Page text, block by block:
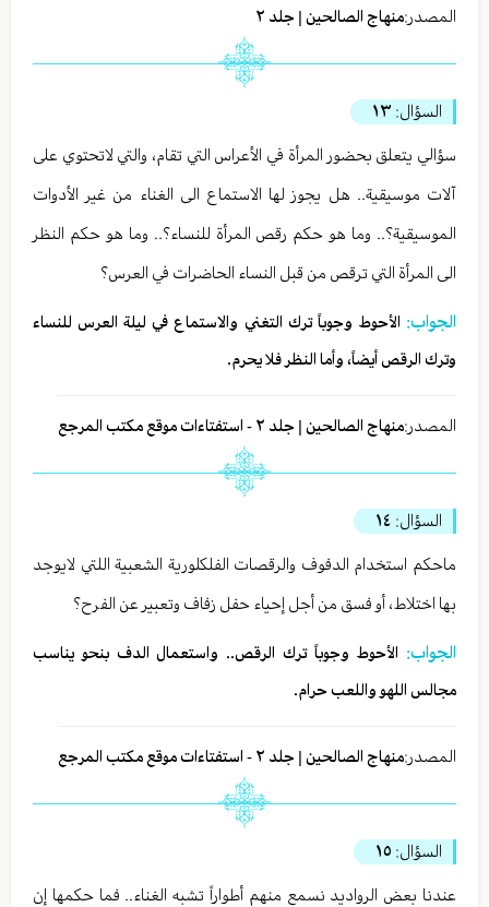
المصدر:منهاج الصالحين | جلد ٢
السؤال: ١٣
سؤالي يتعلق بحضور المرأة في الأعراس التي تقام، والتي لاتحتوي على
آلات موسيقية.. هل يجوز لها الاستماع الى الغناء من غير الأدوات
الموسيقية؟.. وما هو حكم رقص المرأة للنساء؟.. وما هو حكم النظر
الى المرأة التي ترقص من قبل النساء الحاضرات في العرس؟
الجواب: الأحوط وجوباً ترك التغني والاستماع في ليلة العرس للنساء
وترك الرقص أيضاً، وأما النظر فلا يحرم.
المصدر:منهاج الصالحين | جلد ٢ - استفتاءات موقع مكتب المرجع
السؤال: ١٤
ماحكم استخدام الدفوف والرقصات الفلكلورية الشعبية اللتي لايوجد
بها اختلاط، أو فسق من أجل إحياء حفل زفاف وتعبير عن الفرح؟
الجواب: الأحوط وجوباً ترك الرقص.. واستعمال الدف بنحو يناسب
مجالس اللهو واللعب حرام.
المصدر:منهاج الصالحين | جلد ٢ - استفتاءات موقع مكتب المرجع
السؤال: ١٥
عندنا بعض الرواديد نسمع منهم أطواراً تشبه الغناء.. فما حكمها إن